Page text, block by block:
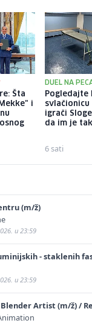
Šta
i
DUEL NA
Pogledajte
igrači
da im je
6 sati
(m/ž)
u 23:59
- staklenih
u 23:59
Artist (m/ž) /